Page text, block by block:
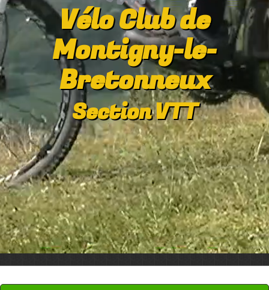
Vélo Club de
Montigny-le-
Bretonneux
Section VTT